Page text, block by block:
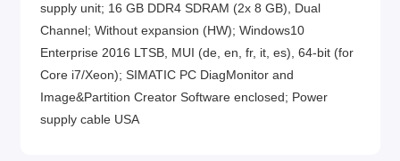
supply unit; 16 GB DDR4 SDRAM (2x 8 GB), Dual
Channel; Without expansion (HW); Windows10
Enterprise 2016 LTSB, MUI (de, en, fr, it, es), 64-bit (for
Core i7/Xeon); SIMATIC PC DiagMonitor and
Image&Partition Creator Software enclosed; Power
supply cable USA